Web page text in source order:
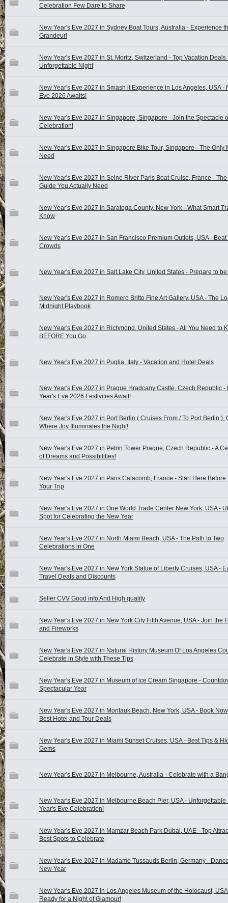
Celebration Few Dare to Share
New Year's Eve 2027 in Sydney Boat Tours, Australia - Experience
Grandeur!
New Year's Eve 2027 in St. Moritz, Switzerland - Top Vacation Deals
Unforgettable Night
New Year's Eve 2027 in Smash it Experience in Los Angeles, USA -
Eve 2026 Awaits!
New Year's Eve 2027 in Singapore, Singapore - Join the Spectacle
Celebration!
New Year's Eve 2027 in Singapore Bike Tour, Singapore - The Only
Need
New Year's Eve 2027 in Seine River Paris Boat Cruise, France -
Guide You Actually Need
New Year's Eve 2027 in Saratoga County, New York - What Smart
Know
New Year's Eve 2027 in San Francisco Premium Outlets, USA - Beat
Crowds
New Year's Eve 2027 in Salt Lake City, United States - Prepare to
New Year's Eve 2027 in Romero Britto Fine Art Gallery, USA - The
Midnight Playbook
New Year's Eve 2027 in Richmond, United States - All You Need to
BEFORE You Go
New Year's Eve 2027 in Puglia, Italy - Vacation and Hotel Deals
New Year's Eve 2027 in Prague Hradcany Castle, Czech Republic -
Year's Eve 2026 Festivities Await!
New Year's Eve 2027 in Port Berlin ( Cruises From / To Port Berlin ),
Where Joy Illuminates the Night!
New Year's Eve 2027 in Petrin Tower Prague, Czech Republic - A
of Dreams and Possibilities!
New Year's Eve 2027 in Paris Catacomb, France - Start Here Before
Your Trip
New Year's Eve 2027 in One World Trade Center New York, USA -
Spot for Celebrating the New Year
New Year's Eve 2027 in North Miami Beach, USA - The Path to Two
Celebrations in One
New Year's Eve 2027 in New York Statue of Liberty Cruises, USA -
Travel Deals and Discounts
Seller CVV Good info And High quality
New Year's Eve 2027 in New York City Fifth Avenue, USA - Join the
and Fireworks
New Year's Eve 2027 in Natural History Museum Of Los Angeles
Celebrate in Style with These Tips
New Year's Eve 2027 in Museum of ice Cream Singapore -
Spectacular Year
New Year's Eve 2027 in Montauk Beach, New York, USA - Book
Best Hotel and Tour Deals
New Year's Eve 2027 in Miami Sunset Cruises, USA - Best Tips &
Gems
New Year's Eve 2027 in Melbourne, Australia - Celebrate with a
New Year's Eve 2027 in Melbourne Beach Pier, USA - Unforgettable
Year's Eve Celebration!
New Year's Eve 2027 in Mamzar Beach Park Dubai, UAE - Top
Best Spots to Celebrate
New Year's Eve 2027 in Madame Tussauds Berlin, Germany -
New Year
New Year's Eve 2027 in Los Angeles Museum of the Holocaust,
Ready for a Night of Glamour!